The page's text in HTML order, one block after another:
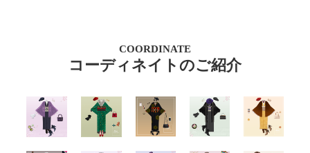
COORDINATE
コーディネイトのご紹介